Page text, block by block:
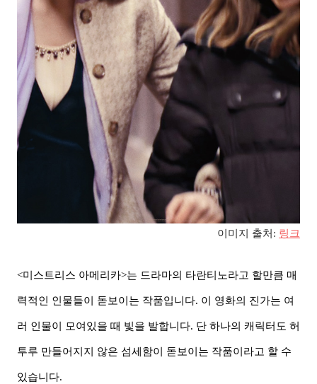
이미지 출처: 링크
<미스트리스 아메리카>는 드라마의 타란티노라고 할만큼 매
력적인 인물들이 돋보이는 작품입니다. 이 영화의 진가는 여
러 인물이 모여있을 때 빛을 발합니다. 단 하나의 캐릭터도 허
투루 만들어지지 않은 섬세함이 돋보이는 작품이라고 할 수
있습니다.